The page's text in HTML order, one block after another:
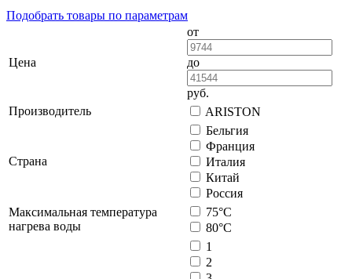
Подобрать товары по параметрам
Цена
от
до
руб.
Производитель
ARISTON
Страна
Бельгия
Франция
Италия
Китай
Россия
Максимальная температура
нагрева воды
75°С
80°С
1
2